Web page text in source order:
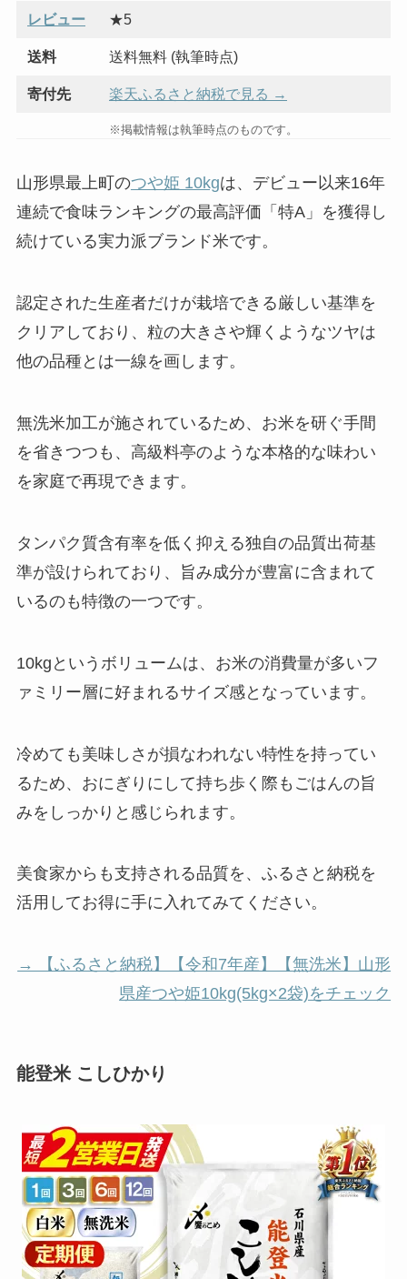
レビュー ★5
送料 送料無料 (執筆時点)
寄付先 楽天ふるさと納税で見る →
※掲載情報は執筆時点のものです。
山形県最上町のつや姫 10kgは、デビュー以来16年
連続で食味ランキングの最高評価「特A」を獲得し
続けている実力派ブランド米です。
認定された生産者だけが栽培できる厳しい基準を
クリアしており、粒の大きさや輝くようなツヤは
他の品種とは一線を画します。
無洗米加工が施されているため、お米を研ぐ手間
を省きつつも、高級料亭のような本格的な味わい
を家庭で再現できます。
タンパク質含有率を低く抑える独自の品質出荷基
準が設けられており、旨み成分が豊富に含まれて
いるのも特徴の一つです。
10kgというボリュームは、お米の消費量が多いフ
ァミリー層に好まれるサイズ感となっています。
冷めても美味しさが損なわれない特性を持ってい
るため、おにぎりにして持ち歩く際もごはんの旨
みをしっかりと感じられます。
美食家からも支持される品質を、ふるさと納税を
活用してお得に手に入れてみてください。
→ 【ふるさと納税】【令和7年産】【無洗米】山形
県産つや姫10kg(5kg×2袋)をチェック
能登米 こしひかり